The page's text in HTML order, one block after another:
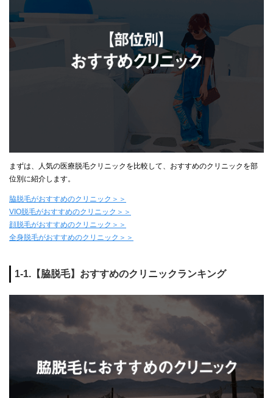
まずは、人気の医療脱毛クリニックを比較して、おすすめのクリニックを部
位別に紹介します。
脇脱毛がおすすめのクリニック＞＞
VIO脱毛がおすすめのクリニック＞＞
顔脱毛がおすすめのクリニック＞＞
全身脱毛がおすすめのクリニック＞＞
1-1.【脇脱毛】おすすめのクリニックランキング